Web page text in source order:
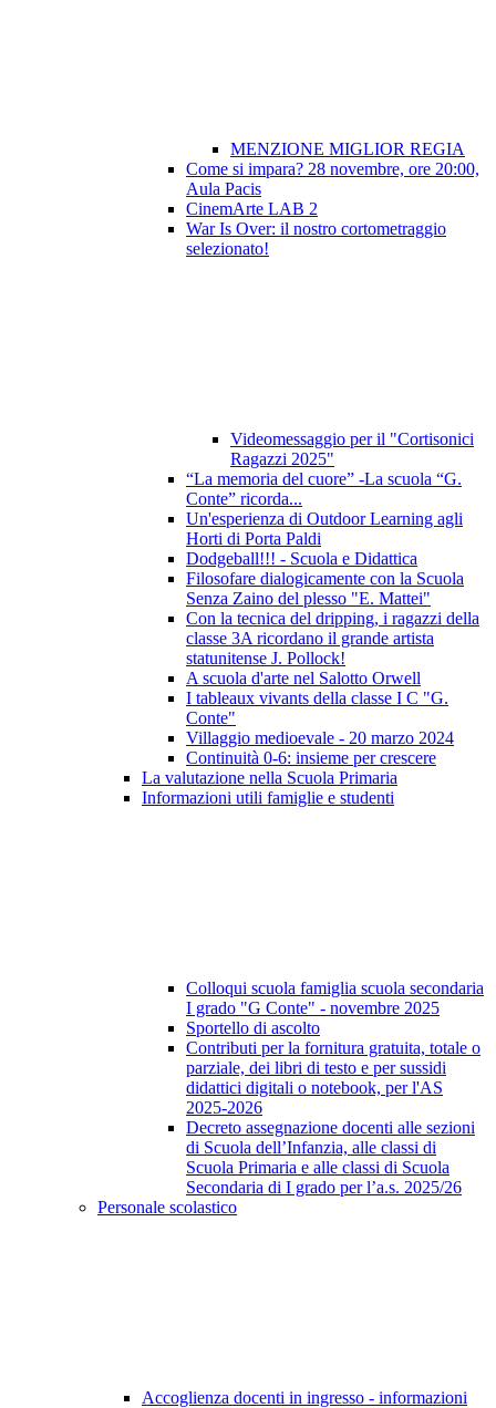
MENZIONE MIGLIOR REGIA
Come si impara? 28 novembre, ore 20:00,
Aula Pacis
CinemArte LAB 2
War Is Over: il nostro cortometraggio
selezionato!
Videomessaggio per il "Cortisonici
Ragazzi 2025"
“La memoria del cuore” -La scuola “G.
Conte” ricorda...
Un'esperienza di Outdoor Learning agli
Horti di Porta Paldi
Dodgeball!!! - Scuola e Didattica
Filosofare dialogicamente con la Scuola
Senza Zaino del plesso "E. Mattei"
Con la tecnica del dripping, i ragazzi della
classe 3A ricordano il grande artista
statunitense J. Pollock!
A scuola d'arte nel Salotto Orwell
I tableaux vivants della classe I C "G.
Conte"
Villaggio medioevale - 20 marzo 2024
Continuità 0-6: insieme per crescere
La valutazione nella Scuola Primaria
Informazioni utili famiglie e studenti
Colloqui scuola famiglia scuola secondaria
I grado "G Conte" - novembre 2025
Sportello di ascolto
Contributi per la fornitura gratuita, totale o
parziale, dei libri di testo e per sussidi
didattici digitali o notebook, per l'AS
2025-2026
Decreto assegnazione docenti alle sezioni
di Scuola dell’Infanzia, alle classi di
Scuola Primaria e alle classi di Scuola
Secondaria di I grado per l’a.s. 2025/26
Personale scolastico
Accoglienza docenti in ingresso - informazioni